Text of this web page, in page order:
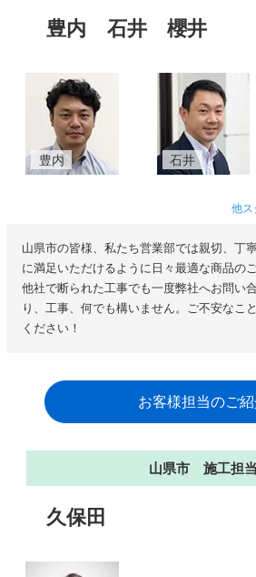
豊内 石井 櫻井
豊内 石井
他ス
山県市の皆様、私たち営業部では親切、丁
に満足いただけるように日々最適な商品の
他社で断られた工事でも一度弊社へお問い
り、工事、何でも構いません。ご不安なこ
ください！
お客様担当のご
山県市 施工担当
久保田